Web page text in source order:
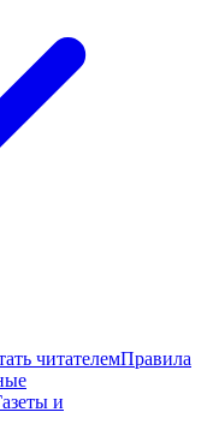
читателемПравила
и